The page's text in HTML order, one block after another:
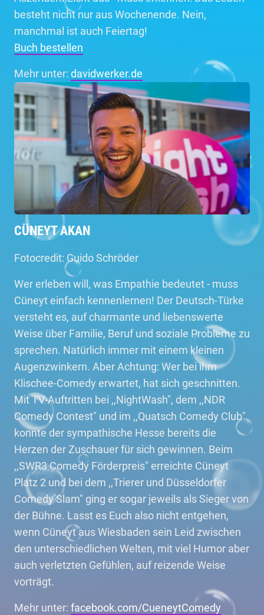
besteht nicht nur aus Wochenende. Nein,
manchmal ist auch Feiertag!
Buch bestellen
Mehr unter: davidwerker.de
CÜNEYT AKAN
Fotocredit: Guido Schröder
Wer erleben will, was Empathie bedeutet - muss
Cüneyt einfach kennenlernen! Der Deutsch-Türke
versteht es, auf charmante und liebenswerte
Weise über Familie, Beruf und soziale Probleme zu
sprechen. Natürlich immer mit einem kleinen
Augenzwinkern. Aber Achtung: Wer bei ihm
Klischee-Comedy erwartet, hat sich geschnitten.
Mit TV-Auftritten bei ,,NightWash", dem ,,NDR
Comedy Contest" und im ,,Quatsch Comedy Club"
konnte der sympathische Hesse bereits die
Herzen der Zuschauer für sich gewinnen. Beim
,,SWR3 Comedy Förderpreis" erreichte Cüneyt
Platz 2 und bei dem ,,Trierer und Düsseldorfer
Comedy Slam" ging er sogar jeweils als Sieger von
der Bühne. Lasst es Euch also nicht entgehen,
wenn Cüneyt aus Wiesbaden sein Leid zwischen
den unterschiedlichen Welten, mit viel Humor aber
auch verletzten Gefühlen, auf reizende Weise
vorträgt.
Mehr unter: facebook.com/CueneytComedy